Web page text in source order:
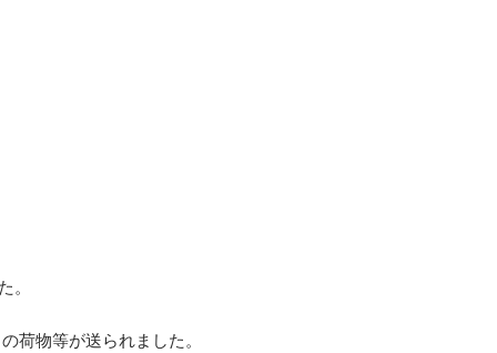
。
荷物等が送られました。